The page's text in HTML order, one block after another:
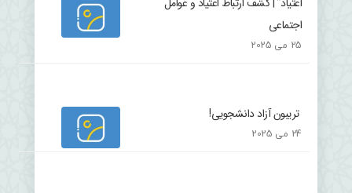
اجتماعی
25 می 2025
تریبون آزاد دانشجویی!
24 می 2025